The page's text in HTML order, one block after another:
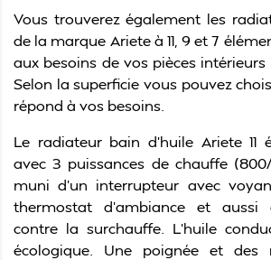
Vous trouverez également les
de la marque Ariete à 11, 9 et 7
aux besoins de vos pièces intérieurs
Selon la superficie vous pouvez
répond à vos besoins.
Le radiateur bain d'huile Ariete 11
avec 3 puissances de chauffe
muni d’un interrupteur avec
thermostat d'ambiance et aussi
contre la surchauffe. L’huile
écologique. Une poignée et des